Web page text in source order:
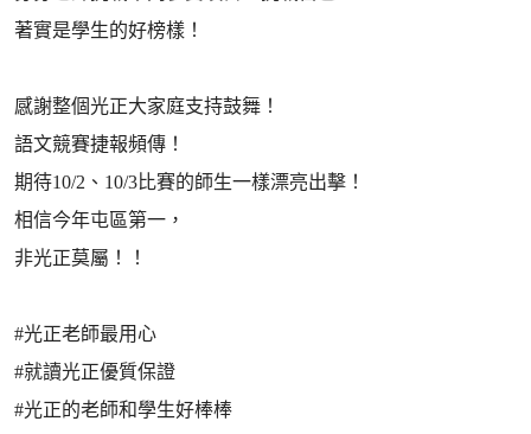
著實是學生的好榜樣！
感謝整個光正大家庭支持鼓舞！
語文競賽捷報頻傳！
期待10/2、10/3比賽的師生一樣漂亮出擊！
相信今年屯區第一，
非光正莫屬！！
#光正老師最用心
#就讀光正優質保證
#光正的老師和學生好棒棒